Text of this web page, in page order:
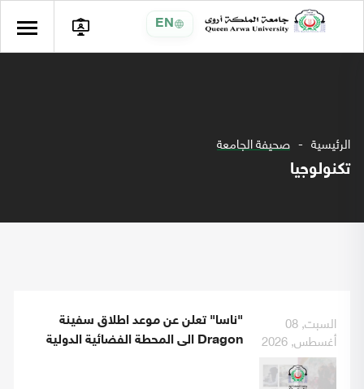
EN
الرئيسية صحيفة الجامعة
تكنولوجيا
السبت, 08
أغسطس, 2026
"ناسا" تعلن عن موعد اطلاق سفينة
Dragon الى المحطة الفضائية الدولية